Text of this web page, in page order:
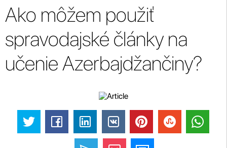
Ako môžem použiť
spravodajské články na
učenie Azerbajdžančiny?